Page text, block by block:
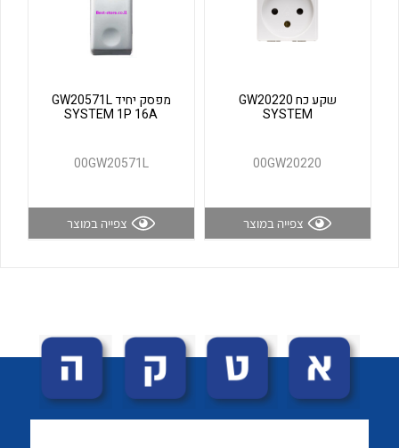
שקע כח GW20220
SYSTEM
00GW20220
צפייה במוצר
מפסק יחיד GW20571L
SYSTEM 1P 16A
00GW20571L
צפייה במוצר